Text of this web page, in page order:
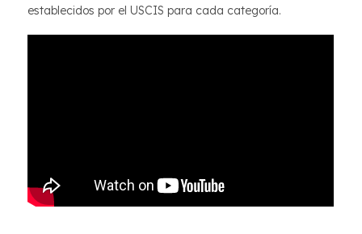
establecidos por el USCIS para cada categoría.